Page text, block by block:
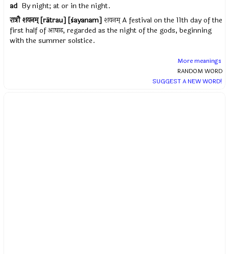
ad By night; at or in the night.
रात्रौ शयनम् [rātrau] [śayanam] शयनम् A festival on the 11th day of the
first half of आषाढ, regarded as the night of the gods, beginning
with the summer solstice.
More meanings
RANDOM WORD
SUGGEST A NEW WORD!